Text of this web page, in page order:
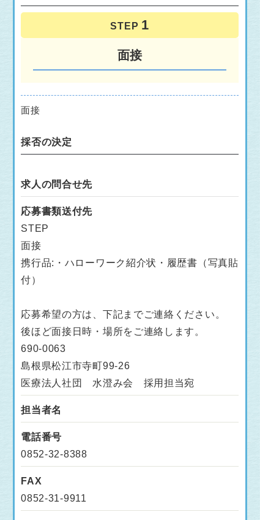
STEP
面接
面接
採否の決定
求人の問合せ先
応募書類送付先
STEP
面接
携行品:・ハローワーク紹介状・履歴書（写真貼
付）
応募希望の方は、下記までご連絡ください。
後ほど面接日時・場所をご連絡します。
690-0063
島根県松江市寺町99-26
医療法人社団 水澄み会 採用担当宛
担当者名
電話番号
0852-32-8388
FAX
0852-31-9911